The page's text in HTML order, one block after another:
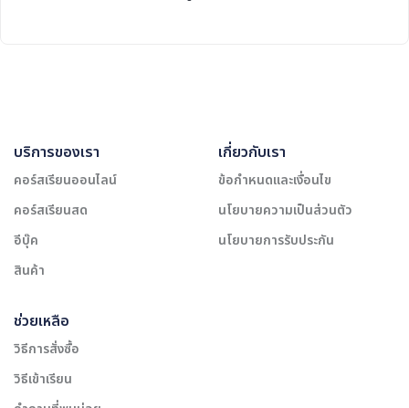
บริการของเรา
คอร์สเรียนออนไลน์
คอร์สเรียนสด
อีบุ๊ค
สินค้า
เกี่ยวกับเรา
ข้อกำหนดและเงื่อนไข
นโยบายความเป็นส่วนตัว
นโยบายการรับประกัน
ช่วยเหลือ
วิธีการสั่งซื้อ
วิธีเข้าเรียน